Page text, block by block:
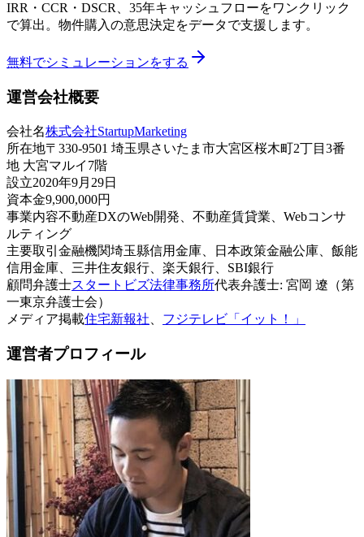
IRR・CCR・DSCR、35年キャッシュフローをワンクリック
で算出。物件購入の意思決定をデータで支援します。
無料でシミュレーションをする
運営会社概要
会社名株式会社StartupMarketing
所在地〒330-9501 埼玉県さいたま市大宮区桜木町2丁目3番
地 大宮マルイ7階
設立2020年9月29日
資本金9,900,000円
事業内容不動産DXのWeb開発、不動産賃貸業、Webコンサ
ルティング
主要取引金融機関埼玉縣信用金庫、日本政策金融公庫、飯能
信用金庫、三井住友銀行、楽天銀行、SBI銀行
顧問弁護士スタートビズ法律事務所代表弁護士: 宮岡 遼（第
一東京弁護士会）
メディア掲載住宅新報社 フジテレビ「イット！」
運営者プロフィール